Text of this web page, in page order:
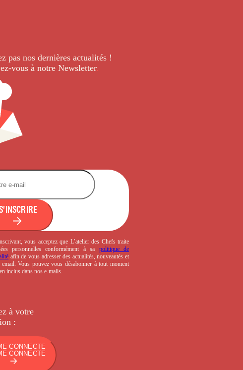
pas nos dernièresactualités !
vous à notre Newsletter.
vous acceptez que L’atelier des Chefs traite
personnelles conformément à sa politique de
afin de vous adresser des actualités, nouveautés et
Vous pouvez vous désabonner à tout moment
inclus dans nos e-mails.
à votre
:
CONNECTE
CONNECTE